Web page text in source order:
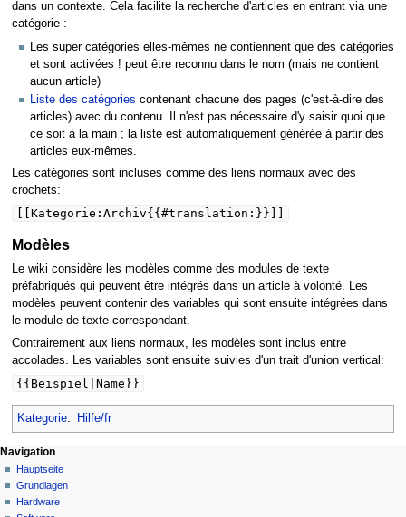
dans un contexte. Cela facilite la recherche d'articles en entrant via une
catégorie :
Les super catégories elles-mêmes ne contiennent que des catégories
et sont activées ! peut être reconnu dans le nom (mais ne contient
aucun article)
Liste des catégories contenant chacune des pages (c'est-à-dire des
articles) avec du contenu. Il n'est pas nécessaire d'y saisir quoi que
ce soit à la main ; la liste est automatiquement générée à partir des
articles eux-mêmes.
Les catégories sont incluses comme des liens normaux avec des
crochets:
[[Kategorie:Archiv{{#translation:}}]]
Modèles
Le wiki considère les modèles comme des modules de texte
préfabriqués qui peuvent être intégrés dans un article à volonté. Les
modèles peuvent contenir des variables qui sont ensuite intégrées dans
le module de texte correspondant.
Contrairement aux liens normaux, les modèles sont inclus entre
accolades. Les variables sont ensuite suivies d'un trait d'union vertical:
{{Beispiel|Name}}
Kategorie: Hilfe/fr
N
a
v
Seitenaktionen
Hilfeseite
Diskussion
Lesen
Meine Werkzeuge
Deutsch
Anmelden
Navigation
Hauptseite
Grundlagen
Hardware